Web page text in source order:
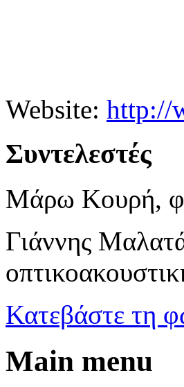
Website: http://
Συντελεστές
Μάρω Κουρή,
Γιάννης
Κατεβάστε τη
Main menu